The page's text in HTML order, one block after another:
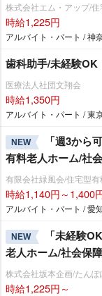
株式会社エム・アップ/
時給1,225円
アルバイト・パート / 神
歯科助手/未経験
医療法人社団文翔会
時給1,350円
アルバイト・パート / 東
NEW
「週3から
有料老人ホーム/社
有限会社緑風会/住宅型
時給1,140円～1,400
アルバイト・パート / 愛
NEW
「未経験
老人ホーム/社会保
株式会社坂本企画/たん
時給1,225円～